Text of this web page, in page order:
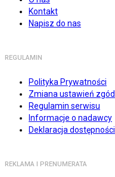
Kontakt
Napisz do nas
REGULAMIN
Polityka Prywatności
Zmiana ustawień zgód
Regulamin serwisu
Informacje o nadawcy
Deklaracja dostępności
REKLAMA I PRENUMERATA